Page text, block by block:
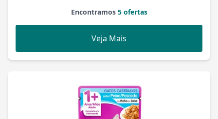
Encontramos5 ofertas
Veja Mais